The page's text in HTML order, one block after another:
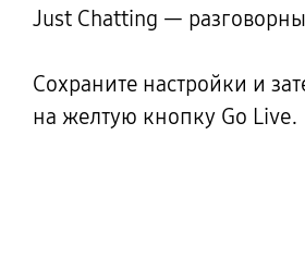
Just Chatting —
Сохраните настройки и
на желтую кнопку Go Live.